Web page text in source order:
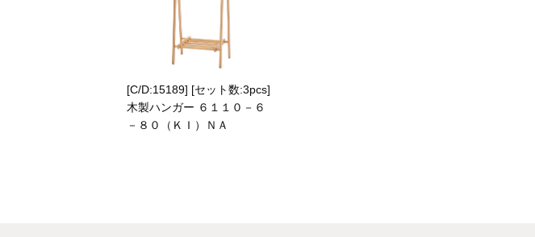
[C/D:15189] [セット数:3pcs]
木製ハンガー ６１１０－６
－８０（ＫＩ）ＮＡ